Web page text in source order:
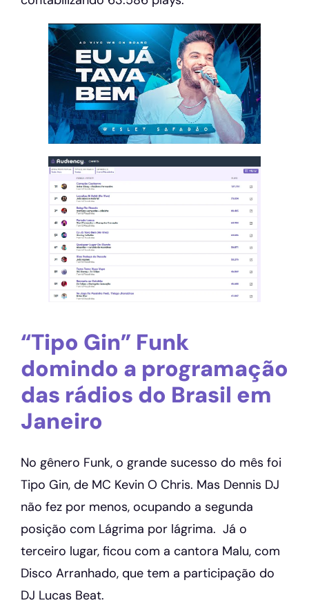
“Tipo Gin” Funk
domindo a programação
das rádios do Brasil em
Janeiro
No gênero Funk, o grande sucesso do mês foi
Tipo Gin, de MC Kevin O Chris. Mas Dennis DJ
não fez por menos, ocupando a segunda
posição com Lágrima por lágrima. Já o
terceiro lugar, ficou com a cantora Malu, com
Disco Arranhado, que tem a participação do
DJ Lucas Beat.